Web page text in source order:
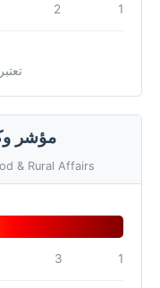
1
2
مؤشر
& Rural Affairs
1
3